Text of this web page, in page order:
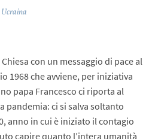
Ucraina
con un messaggio di pace al
1968 che avviene, per iniziativa
papa Francesco ci riporta al
pandemia: ci si salva soltanto
anno in cui è iniziato il contagio
capire quanto l’intera umanità